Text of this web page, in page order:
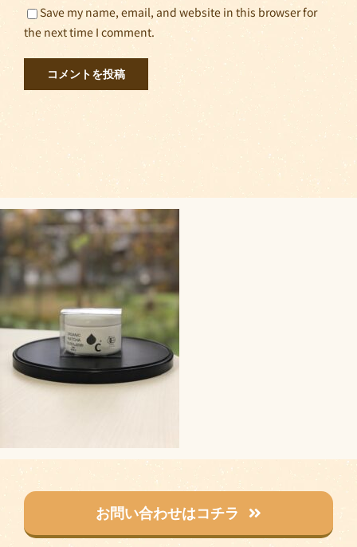
Save my name, email, and website in this browser for
the next time I comment.
お問い合わせはコチラ